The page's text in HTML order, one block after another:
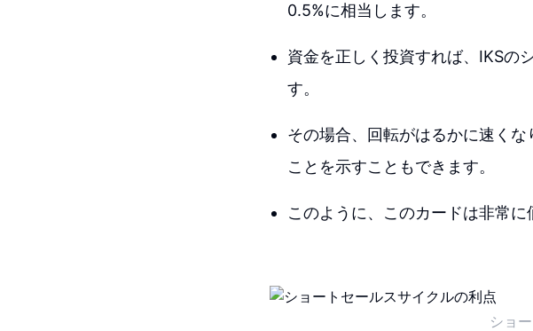
0.5%に相当します。
資金を正しく投資すれば、IKSの
す。
その場合、回転がはるかに速く
ことを示すこともできます。
このように、このカードは非常に
ショ